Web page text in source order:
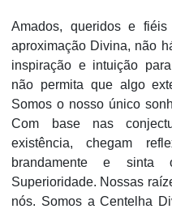
Amados, queridos e
aproximação Divina, não
inspiração e intuição
não permita que algo
Somos o nosso único
Com base nas
existência, chegam
brandamente e sinta
Superioridade. Nossas
nós. Somos a Centelha